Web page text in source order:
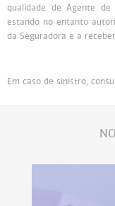
qualidade de Agente
estando no entanto
da Seguradora e a
Em caso de sinistro,